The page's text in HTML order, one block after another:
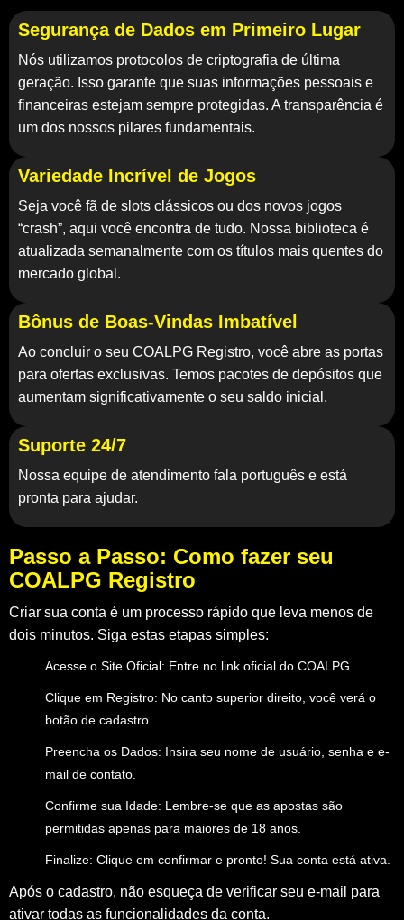
Segurança de Dados em Primeiro Lugar
Nós utilizamos protocolos de criptografia de última
geração. Isso garante que suas informações pessoais e
financeiras estejam sempre protegidas. A transparência é
um dos nossos pilares fundamentais.
Variedade Incrível de Jogos
Seja você fã de slots clássicos ou dos novos jogos
“crash”, aqui você encontra de tudo. Nossa biblioteca é
atualizada semanalmente com os títulos mais quentes do
mercado global.
Bônus de Boas-Vindas Imbatível
Ao concluir o seu COALPG Registro, você abre as portas
para ofertas exclusivas. Temos pacotes de depósitos que
aumentam significativamente o seu saldo inicial.
Suporte 24/7
Nossa equipe de atendimento fala português e está
pronta para ajudar.
Passo a Passo: Como fazer seu
COALPG Registro
Criar sua conta é um processo rápido que leva menos de
dois minutos. Siga estas etapas simples:
Acesse o Site Oficial: Entre no link oficial do COALPG.
Clique em Registro: No canto superior direito, você verá o
botão de cadastro.
Preencha os Dados: Insira seu nome de usuário, senha e e-
mail de contato.
Confirme sua Idade: Lembre-se que as apostas são
permitidas apenas para maiores de 18 anos.
Finalize: Clique em confirmar e pronto! Sua conta está ativa.
Após o cadastro, não esqueça de verificar seu e-mail para
ativar todas as funcionalidades da conta.